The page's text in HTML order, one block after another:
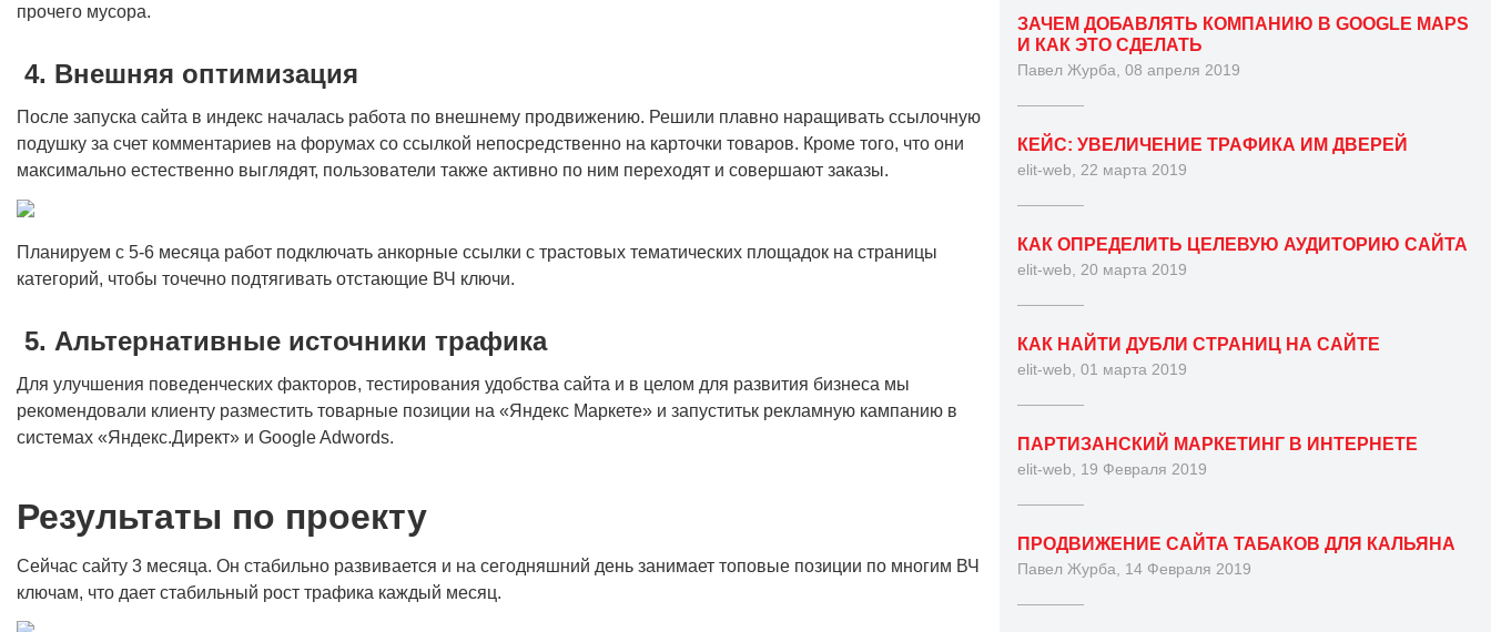
прочего мусора.
4. Внешняя оптимизация
После запуска сайта в индекс началась работа по внешнему продвижению. Решили плавно наращивать ссылочную
подушку за счет комментариев на форумах со ссылкой непосредственно на карточки товаров. Кроме того, что они
максимально естественно выглядят, пользователи также активно по ним переходят и совершают заказы.
Планируем с 5-6 месяца работ подключать анкорные ссылки с трастовых тематических площадок на страницы
категорий, чтобы точечно подтягивать отстающие ВЧ ключи.
5. Альтернативные источники трафика
Для улучшения поведенческих факторов, тестирования удобства сайта и в целом для развития бизнеса мы
рекомендовали клиенту разместить товарные позиции на «Яндекс Маркете» и запуститьк рекламную кампанию в
системах «Яндекс.Директ» и Google Adwords.
Результаты по проекту
Сейчас сайту 3 месяца. Он стабильно развивается и на сегодняшний день занимает топовые позиции по многим ВЧ
ключам, что дает стабильный рост трафика каждый месяц.
ЗАЧЕМ ДОБАВЛЯТЬ КОМПАНИЮ В GOOGLE MAPS
И КАК ЭТО СДЕЛАТЬ
Павел Журба, 08 апреля 2019
КЕЙС: УВЕЛИЧЕНИЕ ТРАФИКА ИМ ДВЕРЕЙ
elit-web, 22 марта 2019
КАК ОПРЕДЕЛИТЬ ЦЕЛЕВУЮ АУДИТОРИЮ САЙТА
elit-web, 20 марта 2019
КАК НАЙТИ ДУБЛИ СТРАНИЦ НА САЙТЕ
elit-web, 01 марта 2019
ПАРТИЗАНСКИЙ МАРКЕТИНГ В ИНТЕРНЕТЕ
elit-web, 19 Февраля 2019
ПРОДВИЖЕНИЕ САЙТА ТАБАКОВ ДЛЯ КАЛЬЯНА
Павел Журба, 14 Февраля 2019